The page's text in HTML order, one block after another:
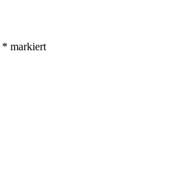
* markiert